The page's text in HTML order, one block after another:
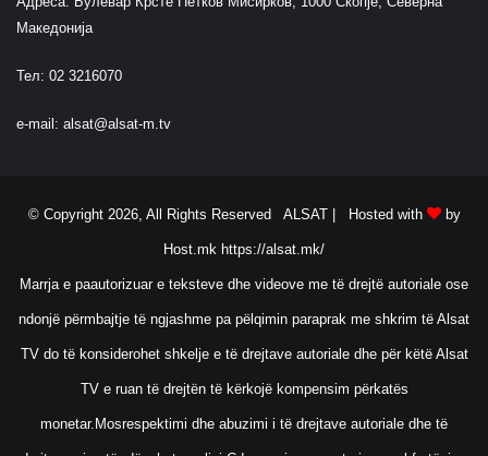
Македонија
Тел: 02 3216070
e-mail: alsat@alsat-m.tv
© Copyright 2026, All Rights Reserved ALSAT | Hosted with by
Host.mk https://alsat.mk/
Marrja e paautorizuar e teksteve dhe videove me të drejtë autoriale ose
ndonjë përmbajtje të ngjashme pa pëlqimin paraprak me shkrim të Alsat
TV do të konsiderohet shkelje e të drejtave autoriale dhe për këtë Alsat
TV e ruan të drejtën të kërkojë kompensim përkatës
monetar.Mosrespektimi dhe abuzimi i të drejtave autoriale dhe të